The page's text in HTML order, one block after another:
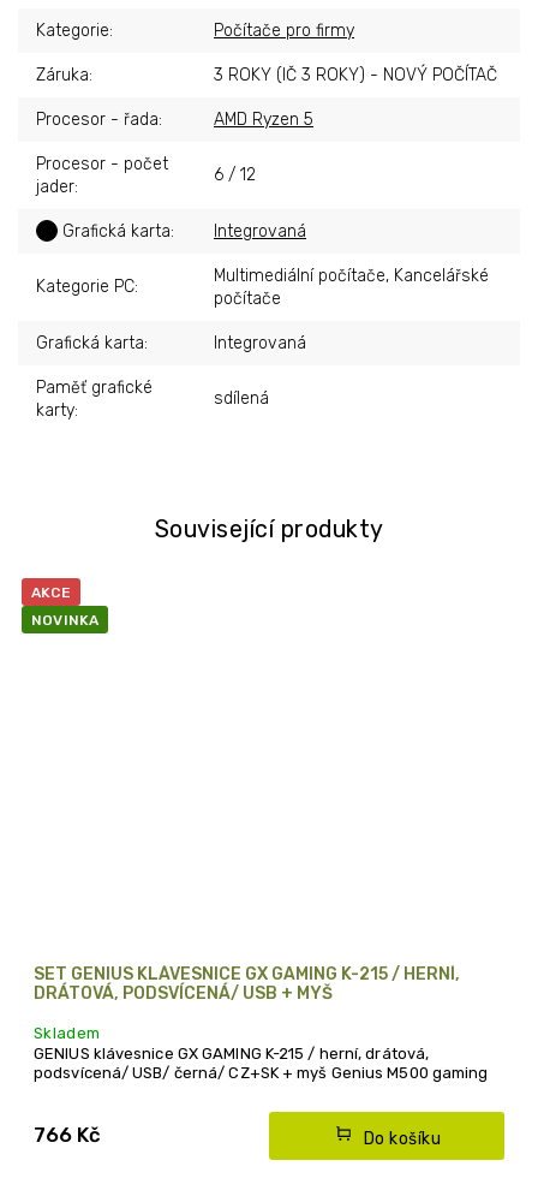
Související produkty
AKCE
NOVINKA
SET GENIUS KLÁVESNICE GX GAMING K-215 / HERNÍ,
DRÁTOVÁ, PODSVÍCENÁ/ USB + MYŠ
Skladem
766 Kč Do košíku
GENIUS klávesnice GX GAMING K-215 / herní, drátová,
podsvícená/ USB/ černá/ CZ+SK + myš Genius M500 gaming
Kategorie: Počítače pro firmy
Záruka: 3 ROKY (IČ 3 ROKY) - NOVÝ POČÍTAČ
Procesor - řada: AMD Ryzen 5
Procesor - počet
jader:
6 / 12
Grafická karta: Integrovaná
Kategorie PC:
Multimediální počítače, Kancelářské
počítače
Grafická karta: Integrovaná
Paměť grafické
karty:
sdílená